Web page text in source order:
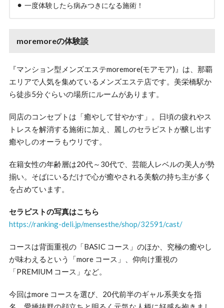
一度体験したら病みつきになる施術！
moremoreの体験談
『マンション型メンズエステmoremore(モアモア)』は、那覇
エリアで人気を集めているメンズエステ店です。美栄橋駅か
ら徒歩5分ぐらいの場所にルームがあります。
同店のコンセプトは「癒やして甘やかす」。日頃の疲れやス
トレスを解消する施術に加え、麗しのセラピストが醸し出す
癒やしのオーラもウリです。
在籍女性の年齢層は20代～30代で、芸能人レベルの美人が勢
揃い。そばにいるだけで心が癒やされる美貌の持ち主が多く
を占めています。
セラピストの写真はこちら
https://ranking-deli.jp/mensesthe/shop/32591/cast/
コースは背面重視の「BASIC コース」のほか、究極の癒やし
が味わえるという「more コース」、仰向け重視の
「PREMIUM コース」など。
今回はmore コースを選び、20代前半のギャル系美女を指